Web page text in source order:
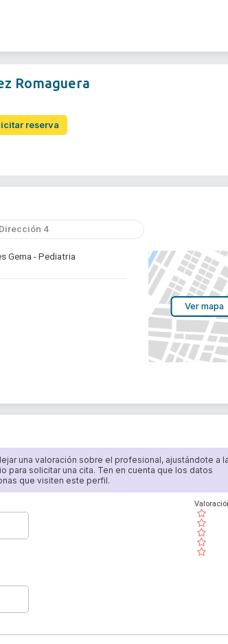
Romaguera
reserva
Dirección 4
Gema - Pediatria
Ver mapa
una valoración sobre el profesional, ajustándote a la
para solicitar una cita. Ten en cuenta que los datos
que visiten este perfil.
( )
( )
( )
( )
( )